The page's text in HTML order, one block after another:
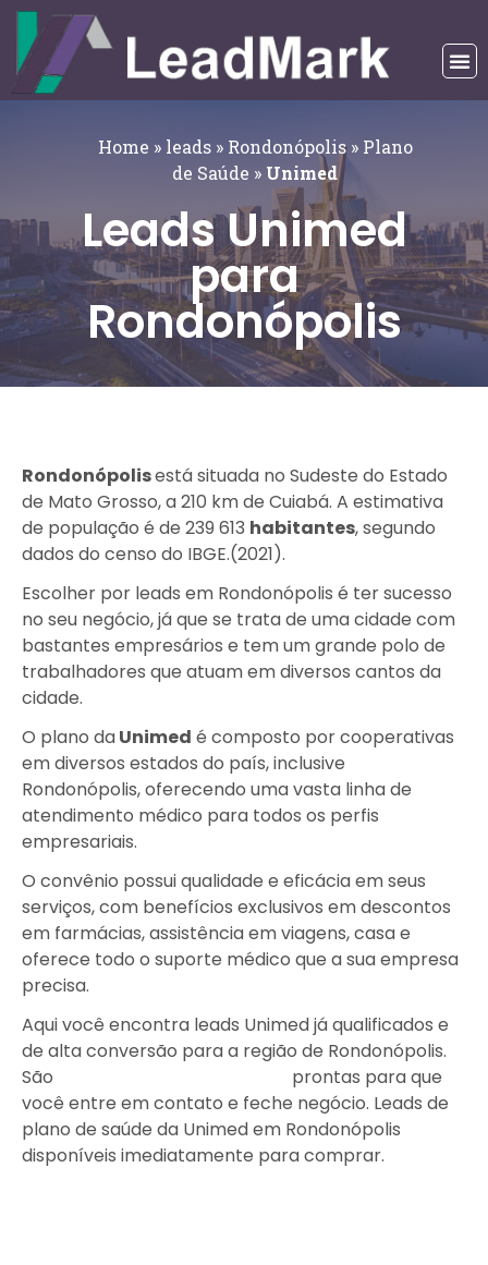
Home » leads» Rondonópolis» Plano
de Saúde » Unimed
Leads Unimed
para
Rondonópolis
Rondonópolisestá situada no Sudeste do Estado
de Mato Grosso, a 210 km de Cuiabá. A estimativa
de população é de 239 613 habitantes, segundo
dados do censo do IBGE.(2021).
Escolher por leads em Rondonópolis é ter sucesso
no seu negócio, já que se trata de uma cidade com
bastantes empresários e tem um grande polo de
trabalhadores que atuam em diversos cantos da
cidade.
O plano daUnimed é composto por cooperativas
em diversos estados do país, inclusive
Rondonópolis, oferecendo uma vasta linha de
atendimento médico para todos os perfis
empresariais.
O convênio possui qualidade e eficácia em seus
serviços, com benefícios exclusivos em descontos
em farmácias, assistência em viagens, casa e
oferece todo o suporte médico que a sua empresa
precisa.
Aqui você encontra leads Unimed já qualificados e
de alta conversão para a região de Rondonópolis.
São
prontas para que
você entre em contato e feche negócio. Leads de
plano de saúde da Unimed em Rondonópolis
disponíveis imediatamente para comprar.